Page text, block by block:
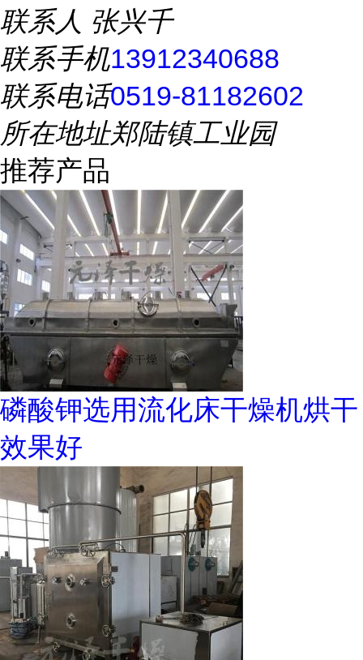
联系人 张兴千
联系手机13912340688
联系电话0519-81182602
所在地址郑陆镇工业园
推荐产品
磷酸钾选用流化床干燥机烘干
效果好